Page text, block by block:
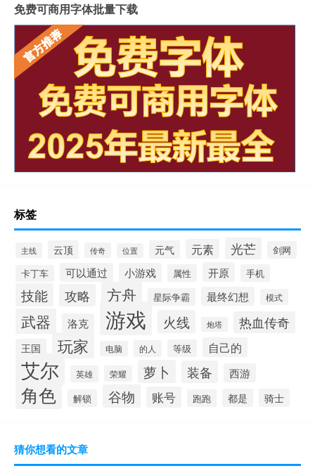
免费可商用字体批量下载
标签
主线 云顶 传奇 位置 元气 元素 光芒 剑网
卡丁车 可以通过 小游戏 属性 开原 手机
技能 攻略 方舟 星际争霸 最终幻想 模式
武器 洛克 游戏 火线 炮塔 热血传奇
王国 玩家 电脑 的人 等级 自己的
艾尔 英雄 荣耀 萝卜 装备 西游
角色 解锁 谷物 账号 跑跑 都是 骑士
猜你想看的文章